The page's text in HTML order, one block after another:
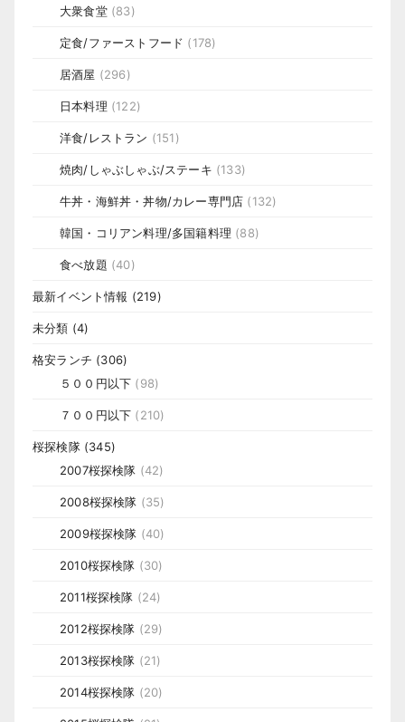
大衆食堂(83)
定食/ファーストフード (178)
居酒屋 (296)
日本料理 (122)
洋食/レストラン (151)
焼肉/しゃぶしゃぶ/ステーキ (133)
牛丼・海鮮丼・丼物/カレー専門店 (132)
韓国・コリアン料理/多国籍料理 (88)
食べ放題 (40)
最新イベント情報 (219)
未分類 (4)
格安ランチ (306)
５００円以下 (98)
７００円以下 (210)
桜探検隊(345)
2007桜探検隊 (42)
2008桜探検隊 (35)
2009桜探検隊 (40)
2010桜探検隊 (30)
2011桜探検隊 (24)
2012桜探検隊 (29)
2013桜探検隊 (21)
2014桜探検隊 (20)